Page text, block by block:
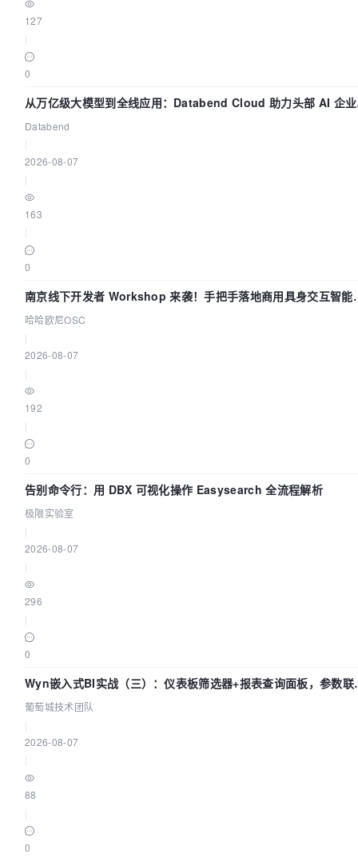
127
0
从万亿级大模型到全线应用：Databend Cloud 助力头部 AI 企
建全链路 Trace 数据管道
Databend
2026-08-07
163
0
南京线下开发者 Workshop 来袭！手把手落地商用具身交互智能
Agent 应用
哈哈欧尼OSC
2026-08-07
192
0
告别命令行：用 DBX 可视化操作 Easysearch 全流程解析
极限实验室
2026-08-07
296
0
Wyn嵌入式BI实战（三）：仪表板筛选器+报表查询面板，参数联
全闭环
葡萄城技术团队
2026-08-07
88
0